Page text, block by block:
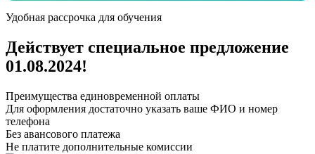
Удобная рассрочка для обучения
Действует специальное предложение
01.08.2024!
Преимущества единовременной оплаты
Для оформления достаточно указать ваше ФИО и номер
телефона
Без авансового платежа
Не платите дополнительные комиссии